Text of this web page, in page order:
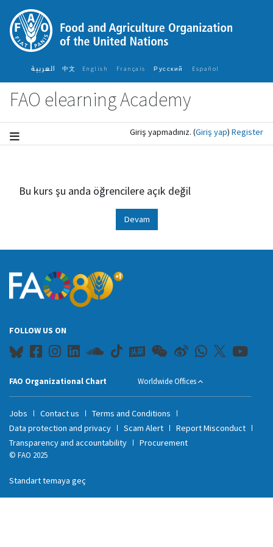
Ana içeriğe git
العربية 中文 English ‎ Français ‎ Русский ‎ Español ‎
FAO elearning Academy
Giriş yapmadınız. (Giriş yap) Register
Bu kurs şu anda öğrencilere açık değil
Devam
FOLLOW US ON
FAO Organizational Chart Worldwide Offices
Jobs Contact us
Terms and Conditions
Data protection and privacy
Scam Alert
Report Misconduct
Transparency and accountability
Procurement
© FAO 2025
Standart temaya geç